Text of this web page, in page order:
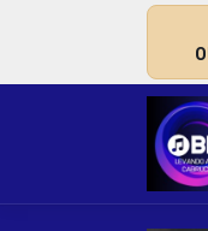
Caminhoneiro -Trio